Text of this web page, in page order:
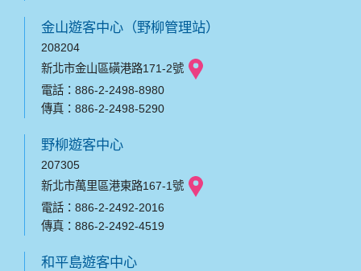
金山遊客中心（野柳管理站）
208204
新北市金山區磺港路171-2號
電話：886-2-2498-8980
傳真：886-2-2498-5290
野柳遊客中心
207305
新北市萬里區港東路167-1號
電話：886-2-2492-2016
傳真：886-2-2492-4519
和平島遊客中心